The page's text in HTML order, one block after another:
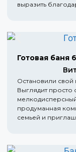
выразить
Готовая баня
Остановили
Выглядит просто
мелкодисперсный
продуманная
семьей и